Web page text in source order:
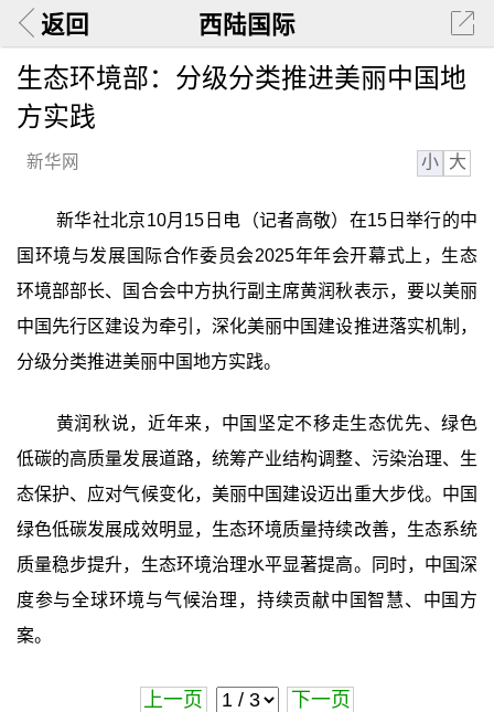
返回 西陆国际
生态环境部：分级分类推进美丽中国地
方实践
新华网 小 大
新华社北京10月15日电（记者高敬）在15日举行的中
国环境与发展国际合作委员会2025年年会开幕式上，生态
环境部部长、国合会中方执行副主席黄润秋表示，要以美丽
中国先行区建设为牵引，深化美丽中国建设推进落实机制，
分级分类推进美丽中国地方实践。
黄润秋说，近年来，中国坚定不移走生态优先、绿色
低碳的高质量发展道路，统筹产业结构调整、污染治理、生
态保护、应对气候变化，美丽中国建设迈出重大步伐。中国
绿色低碳发展成效明显，生态环境质量持续改善，生态系统
质量稳步提升，生态环境治理水平显著提高。同时，中国深
度参与全球环境与气候治理，持续贡献中国智慧、中国方
案。
上一页 下一页